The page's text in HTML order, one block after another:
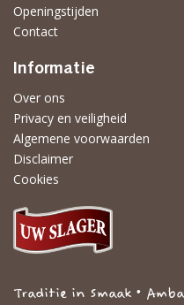
Openingstijden
Contact
Informatie
Over ons
Privacy en veiligheid
Algemene voorwaarden
Disclaimer
Cookies
Traditie in Smaak •